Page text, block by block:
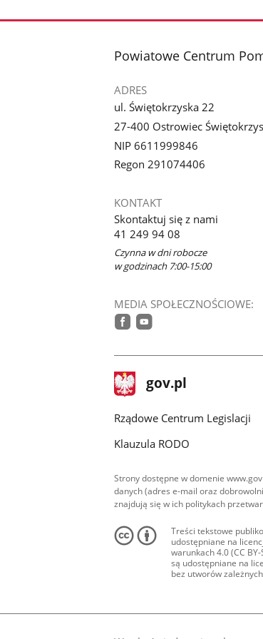
stopka
Powiatowe Centrum
ADRES
ul. Świętokrzyska 22
27-400 Ostrowiec
NIP 6611999846
Regon 291074406
KONTAKT
Skontaktuj się z nami
41 249 94 08
Czynna w dni robocze
w godzinach 7:00-15:00
MEDIA SPOŁECZNOŚCIOWE:
stopka
gov.pl Strona
gov.pl
Rządowe Centrum Legislacji
Klauzula RODO
Strony dostępne w domenie
danych (adres e-mail oraz
znajdują się w ich politykach
Treści tekstowe
udostępniane na
warunkach 4.0 (CC
są udostępniane na
bez utworów